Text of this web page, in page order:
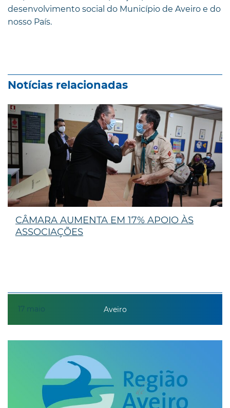
desenvolvimento social do Município de Aveiro e do
nosso País.
Notícias relacionadas
17 maio
CÂMARA AUMENTA EM 17% APOIO ÀS
ASSOCIAÇÕES
Aveiro